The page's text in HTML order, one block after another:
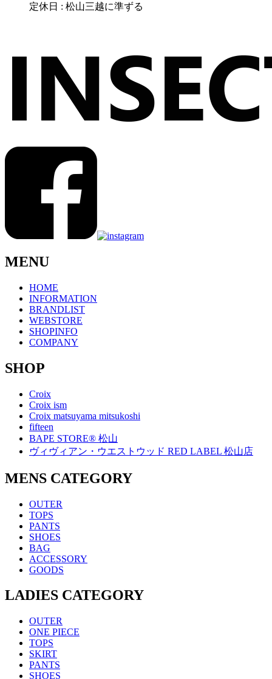
定休日 : 松山三越に準ずる
MENU
HOME
INFORMATION
BRANDLIST
WEBSTORE
SHOPINFO
COMPANY
SHOP
Croix
Croix ism
Croix matsuyama mitsukoshi
fifteen
BAPE STORE® 松山
ヴィヴィアン・ウエストウッド RED LABEL 松山店
MENS CATEGORY
OUTER
TOPS
PANTS
SHOES
BAG
ACCESSORY
GOODS
LADIES CATEGORY
OUTER
ONE PIECE
TOPS
SKIRT
PANTS
SHOES